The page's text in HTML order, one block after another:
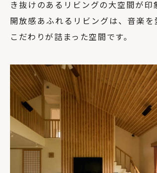
き抜けのあるリビングの大空間が印
開放感あふれるリビングは、音楽を
こだわりが詰まった空間です。